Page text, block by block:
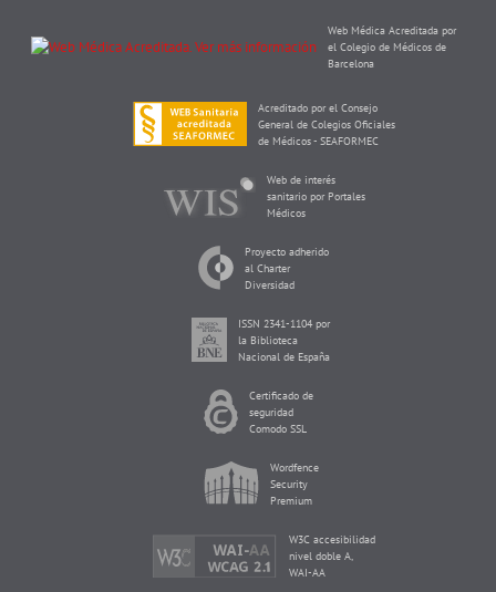
Web Médica Acreditada por
el Colegio de Médicos de
Barcelona
Acreditado por el Consejo
General de Colegios Oficiales
de Médicos - SEAFORMEC
Web de interés
sanitario por Portales
Médicos
Proyecto adherido
al Charter
Diversidad
ISSN 2341-1104 por
la Biblioteca
Nacional de España
Certificado de
seguridad
Comodo SSL
Wordfence
Security
Premium
W3C accesibilidad
nivel doble A,
WAI-AA